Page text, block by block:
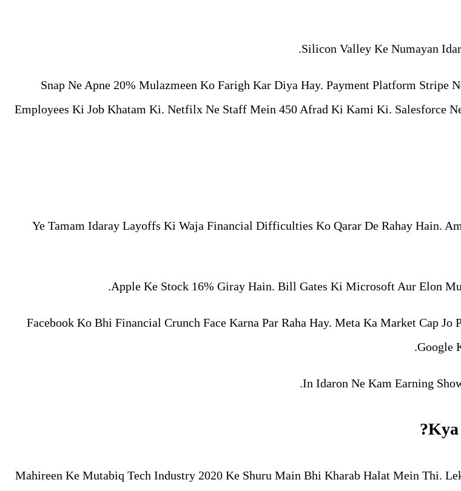
Silicon Valley Ke Numayan
Snap Ne Apne 20% Mulazmeen Ko Farigh Kar Diya Hay. Payment Platform
Employees Ki Job Khatam Ki. Netfilx Ne Staff Mein 450 Afrad Ki Kami Ki. Salesforce
Ye Tamam Idaray Layoffs Ki Waja Financial Difficulties Ko Qarar De Rahay Hain.
Apple Ke Stock 16% Giray Hain. Bill Gates Ki Microsoft Aur Elon
Facebook Ko Bhi Financial Crunch Face Karna Par Raha Hay. Meta Ka Market Cap
Google
In Idaron Ne Kam Earning
Kya
Mahireen Ke Mutabiq Tech Industry 2020 Ke Shuru Main Bhi Kharab Halat Mein Thi.